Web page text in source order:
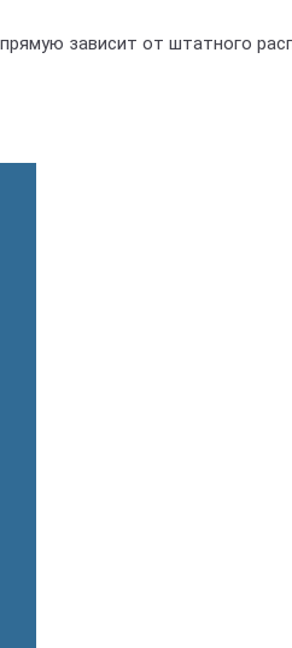
зависит от штатного